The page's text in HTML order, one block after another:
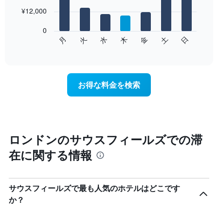
bars.
の
客
室
の
均
料
金
月 火 水 木 金 土 日
0
¥12,000
お得な料金を検索
ロンドンのサウスフィールズでの滞
在に関する情報
サウスフィールズで最も人気のホテルはどこです
か？